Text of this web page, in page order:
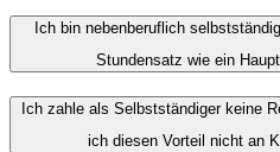
Ich bin nebenberuflich
Stundensatz wie ein
Ich zahle als Selbstständiger keine
ich diesen Vorteil nicht an